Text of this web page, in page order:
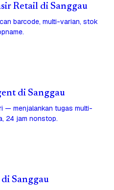
Retail di Sanggau
barcode, multi-varian, stok
di Sanggau
— menjalankan tugas multi-
24 jam nonstop.
Sanggau